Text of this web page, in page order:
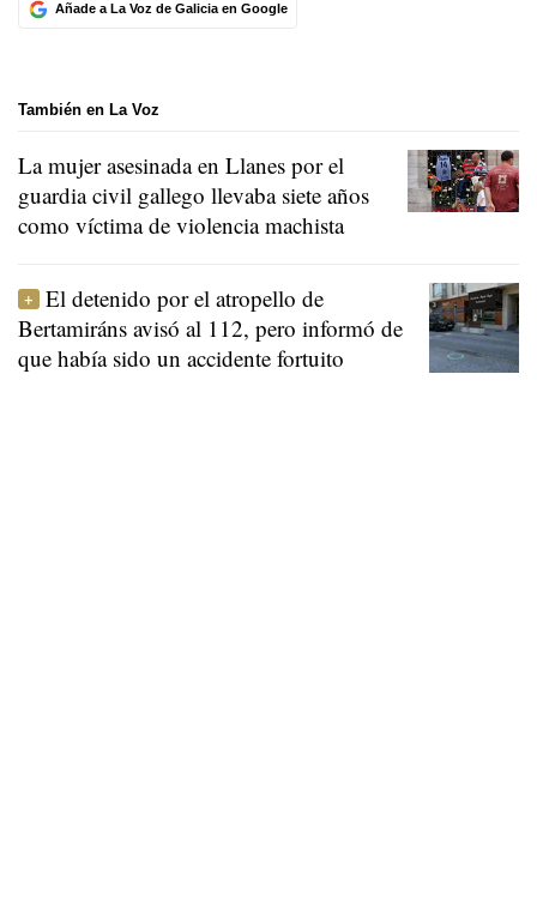
Añade a La Voz de Galicia en Google
También en La Voz
La mujer asesinada en Llanes por el
guardia civil gallego llevaba siete años
como víctima de violencia machista
El detenido por el atropello de
Bertamiráns avisó al 112, pero informó de
que había sido un accidente fortuito